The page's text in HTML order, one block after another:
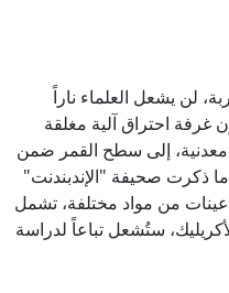
لن يشعل العلماء ناراً
احتراق آلية مغلقة
معدنية، إلى سطح القمر ضمن
ذكرت صحيفة "الإندبندنت"
البريطانية، إذ تضم غرفة الاحتراق 4 عينات من مواد مختلفة، تشمل
ستُشعل تباعاً لدراسة